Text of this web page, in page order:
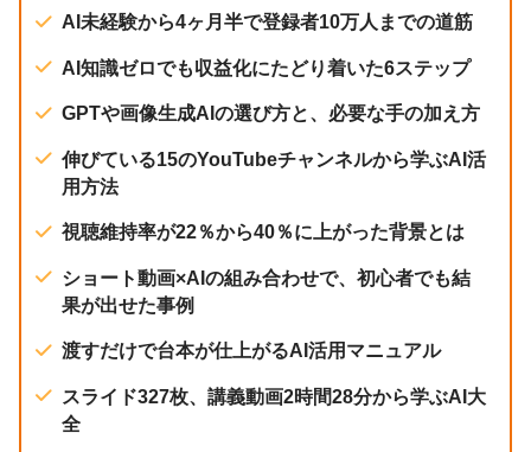
AI未経験から4ヶ月半で登録者10万人までの道筋
AI知識ゼロでも収益化にたどり着いた6ステップ
GPTや画像生成AIの選び方と、必要な手の加え方
伸びている15のYouTubeチャンネルから学ぶAI活
用方法
視聴維持率が22％から40％に上がった背景とは
ショート動画×AIの組み合わせで、初心者でも結
果が出せた事例
渡すだけで台本が仕上がるAI活用マニュアル
スライド327枚、講義動画2時間28分から学ぶAI大
全